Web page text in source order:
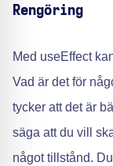
Rengöring
Med useEffect
Vad är det för
tycker att det är
säga att du vill
något tillstånd.